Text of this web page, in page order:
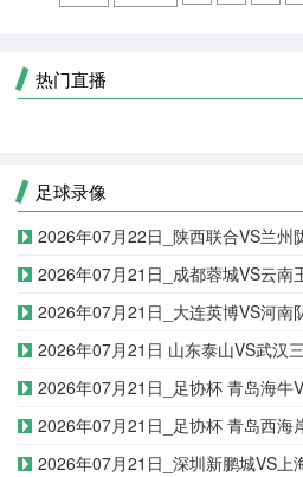
热门直播
足球录像
2026年07月22日_陕西联合VS兰州陇原竞技
2026年07月21日_成都蓉城VS云南玉昆 足
2026年07月21日_大连英博VS河南队 足
2026年07月21日 山东泰山VS武汉三镇
2026年07月21日_足协杯 青岛海牛VS上海
2026年07月21日_足协杯 青岛西海岸VS重庆
2026年07月21日_深圳新鹏城VS上海海港